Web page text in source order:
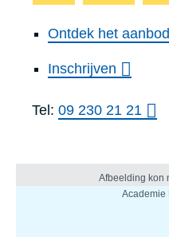
Ontdek het aanbod
Inschrijven
Tel: 09 230 21 21